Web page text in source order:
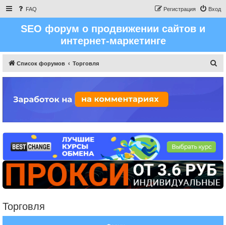
FAQ Вход
Регистрация
SEO форум о продвижении сайтов и
интернет-маркетинге
Список форумов Торговля
Торговля